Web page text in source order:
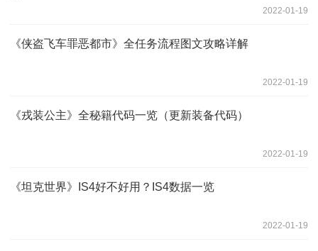
2022-01-19
《侠盗飞车罪恶都市》全任务流程图文攻略详解
2022-01-19
《戎装公主》全秘籍代码一览（更新装备代码）
2022-01-19
《坦克世界》IS4好不好用？IS4数据一览
2022-01-19